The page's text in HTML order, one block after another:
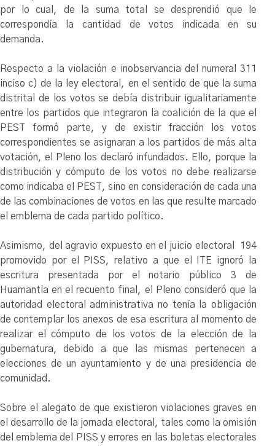
por lo cual, de la suma total se desprendió que le
correspondía la cantidad de votos indicada en su
demanda.
Respecto a la violación e inobservancia del numeral 311
inciso c) de la ley electoral, en el sentido de que la suma
distrital de los votos se debía distribuir igualitariamente
entre los partidos que integraron la coalición de la que el
PEST formó parte, y de existir fracción los votos
correspondientes se asignaran a los partidos de más alta
votación, el Pleno los declaró infundados. Ello, porque la
distribución y cómputo de los votos no debe realizarse
como indicaba el PEST, sino en consideración de cada una
de las combinaciones de votos en las que resulte marcado
el emblema de cada partido político.
Asimismo, del agravio expuesto en el juicio electoral 194
promovido por el PISS, relativo a que el ITE ignoró la
escritura presentada por el notario público 3 de
Huamantla en el recuento final, el Pleno consideró que la
autoridad electoral administrativa no tenía la obligación
de contemplar los anexos de esa escritura al momento de
realizar el cómputo de los votos de la elección de la
gubernatura, debido a que las mismas pertenecen a
elecciones de un ayuntamiento y de una presidencia de
comunidad.
Sobre el alegato de que existieron violaciones graves en
el desarrollo de la jornada electoral, tales como la omisión
del emblema del PISS y errores en las boletas electorales